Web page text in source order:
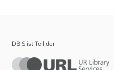
DBIS ist Teil der